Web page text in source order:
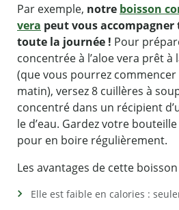
Par exemple, notre boisson
vera peut vous
toute la journée ! Pour
concentrée à l’aloe vera prêt
(que vous pourrez
matin), versez 8 cuillères à
concentré dans un récipient
le d’eau. Gardez votre
pour en boire régulièrement.
Les avantages de cette boisson
Elle est faible en calories :